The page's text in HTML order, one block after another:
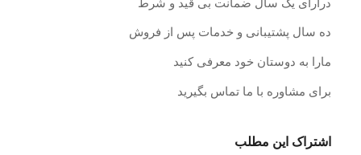
ده سال پشتیبانی و خدمات پس از فروش
مارا به دوستان خود معرفی کنید
برای مشاوره با ما تماس بگیرید
اشتراک این مطلب